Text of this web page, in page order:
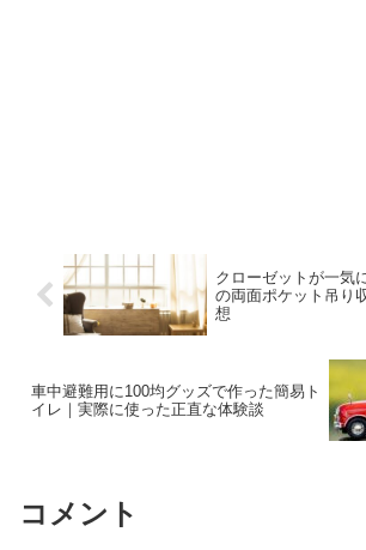
クローゼットが一気
の両面ポケット吊り
想
車中避難用に100均グッズで作った簡易ト
イレ｜実際に使った正直な体験談
コメント